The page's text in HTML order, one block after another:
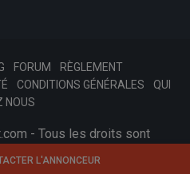
L'ANNONCEUR
FORUM
RÈGLEMENT
CONDITIONS GÉNÉRALES
QUI
NOUS
- Tous les droits sont
Tinast.fr